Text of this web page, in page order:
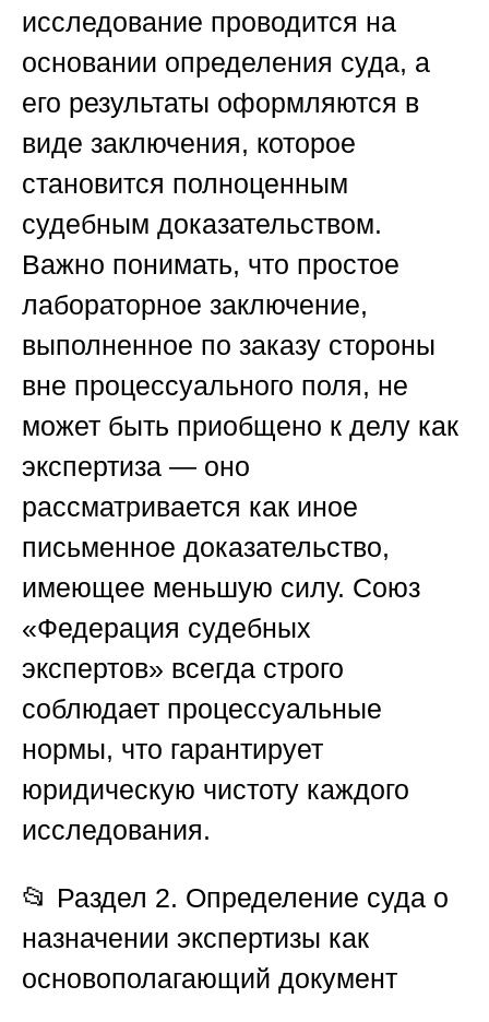
исследование проводится на
основании определения суда, а
его результаты оформляются в
виде заключения, которое
становится полноценным
судебным доказательством.
Важно понимать, что простое
лабораторное заключение,
выполненное по заказу стороны
вне процессуального поля, не
может быть приобщено к делу как
экспертиза — оно
рассматривается как иное
письменное доказательство,
имеющее меньшую силу. Союз
«Федерация судебных
экспертов» всегда строго
соблюдает процессуальные
нормы, что гарантирует
юридическую чистоту каждого
исследования.
📂 Раздел 2. Определение суда о
назначении экспертизы как
основополагающий документ